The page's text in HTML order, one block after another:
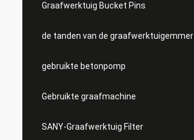
Graafwerktuig Bucket Pins
de tanden van de graafwerktuigemmer
gebruikte betonpomp
Gebruikte graafmachine
SANY-Graafwerktuig Filter